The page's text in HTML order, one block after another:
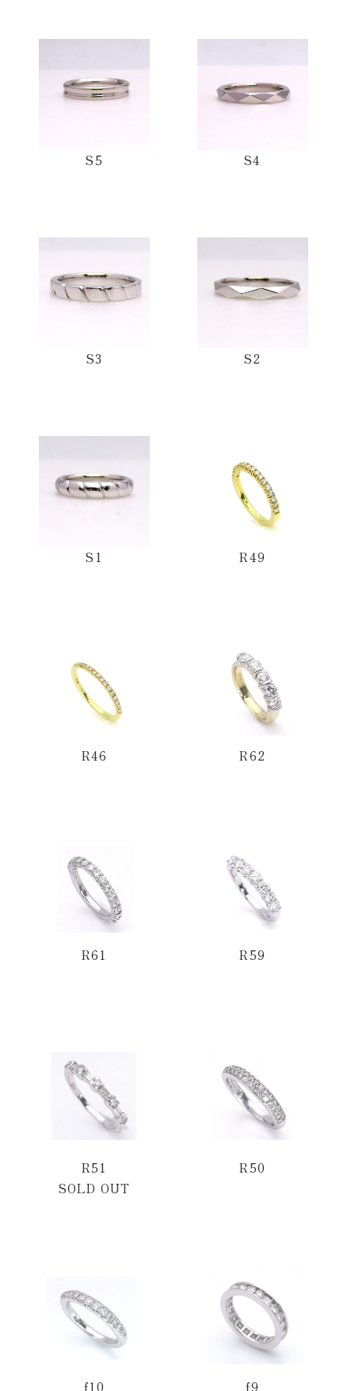
S5 S4
S3 S2
S1 R49
R46 R62
R61 R59
R51
SOLD OUT
R50
f10 f9